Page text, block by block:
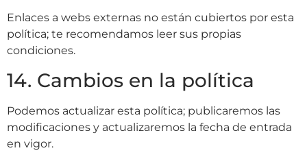
Enlaces a webs externas no están cubiertos por esta
política; te recomendamos leer sus propias
condiciones.
14. Cambios en la política
Podemos actualizar esta política; publicaremos las
modificaciones y actualizaremos la fecha de entrada
en vigor.